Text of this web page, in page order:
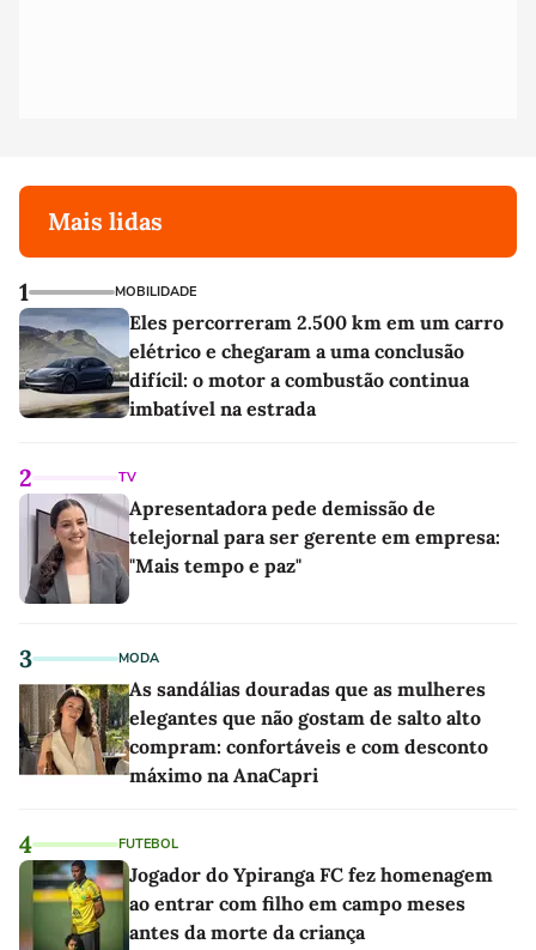
Mais lidas
1 MOBILIDADE
Eles percorreram 2.500 km em um carro
elétrico e chegaram a uma conclusão
difícil: o motor a combustão continua
imbatível na estrada
2 TV
Apresentadora pede demissão de
telejornal para ser gerente em empresa:
"Mais tempo e paz"
3 MODA
As sandálias douradas que as mulheres
elegantes que não gostam de salto alto
compram: confortáveis e com desconto
máximo na AnaCapri
4 FUTEBOL
Jogador do Ypiranga FC fez homenagem
ao entrar com filho em campo meses
antes da morte da criança